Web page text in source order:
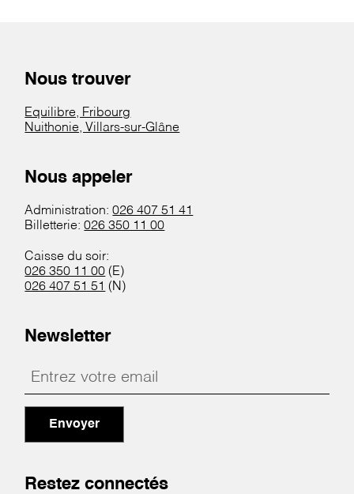
Nous trouver
Equilibre, Fribourg
Nuithonie, Villars-sur-Glâne
Nous appeler
Administration:026 407 51 41
Billetterie:026 350 11 00
Caisse du soir:
026 350 11 00 (E)
026 407 51 51 (N)
Newsletter
Envoyer
Restez connectés